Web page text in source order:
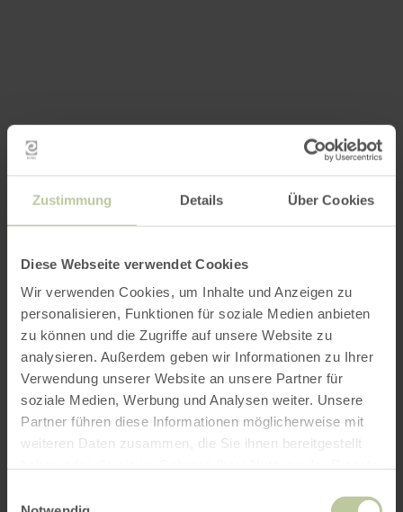
Zustimmung Details Über Cookies
Diese Webseite verwendet Cookies
Wir verwenden Cookies, um Inhalte und Anzeigen zu
personalisieren, Funktionen für soziale Medien anbieten
zu können und die Zugriffe auf unsere Website zu
analysieren. Außerdem geben wir Informationen zu Ihrer
Verwendung unserer Website an unsere Partner für
soziale Medien, Werbung und Analysen weiter. Unsere
Partner führen diese Informationen möglicherweise mit
weiteren Daten zusammen, die Sie ihnen bereitgestellt